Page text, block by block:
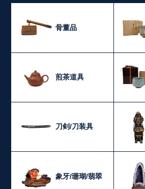
骨董品
煎茶道具
刀剣/刀装具
象牙/珊瑚/翡翠